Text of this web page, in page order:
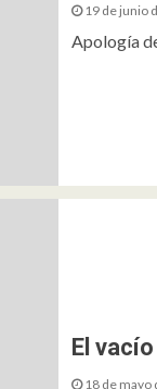
19 de junio
Apología
El
18 de mayo